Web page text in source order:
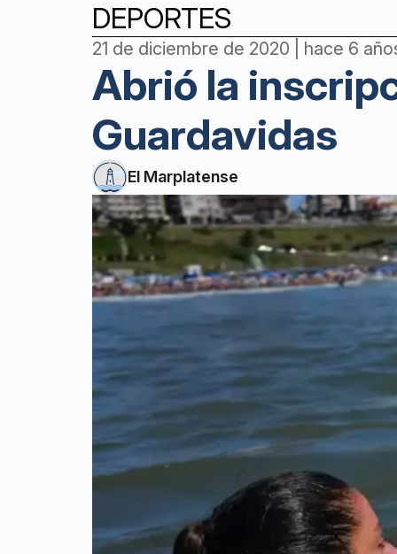
DEPORTES
21 de diciembre de 2020 | hace 6
Abrió la
Guardavidas
El Marplatense